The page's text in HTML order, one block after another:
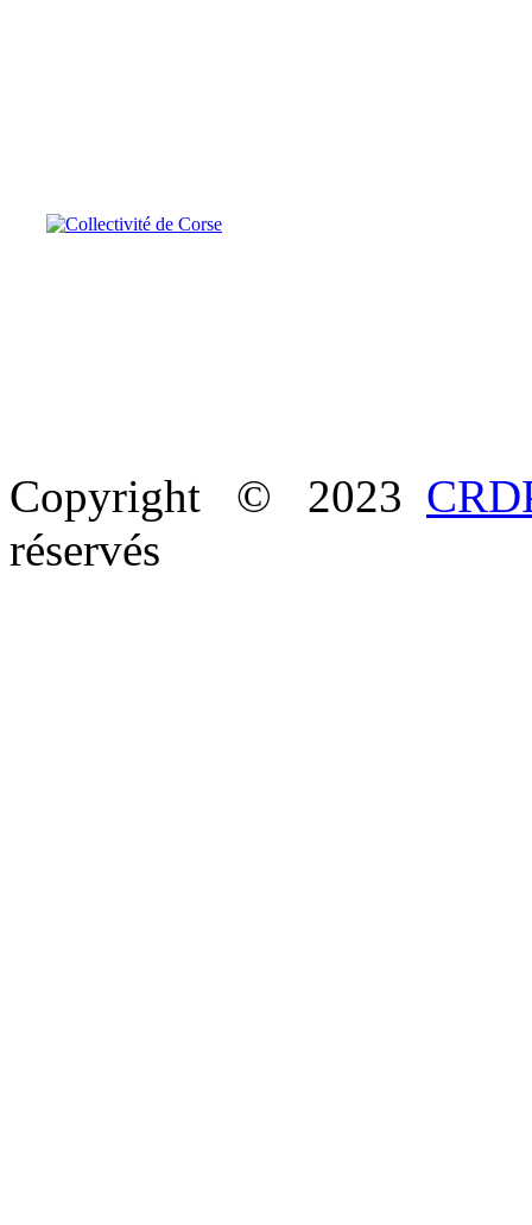
Copyright © 2023
réservés